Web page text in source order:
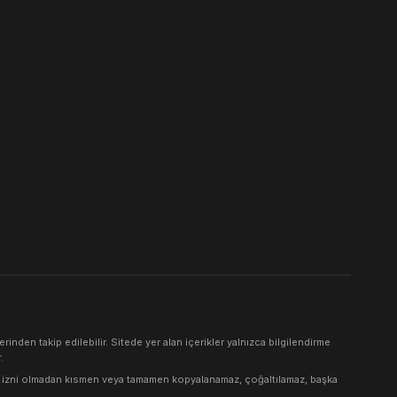
takip edilebilir. Sitede yer alan içerikler yalnızca bilgilendirme
olmadan kısmen veya tamamen kopyalanamaz, çoğaltılamaz, başka